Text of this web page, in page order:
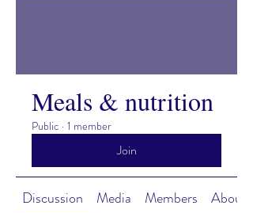
Meals & nutrition
Public · 1 member
Join
Discussion Media Members About